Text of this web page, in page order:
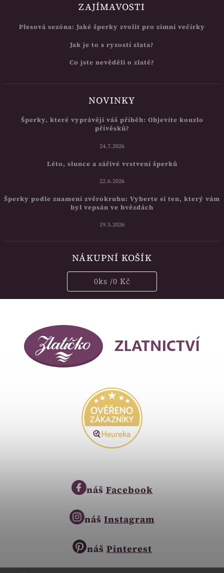
ZAJÍMAVOSTI
Plesová sezóna: Jaké šperky zvolit pro zimní večírky
Jak je to s ryzostí zlata?
Co jste nevěděli o zlatě?
NOVINKY
Šperky, které vyprávějí váš příběh: Objevíte kouzlo
přívěsků?
24.7.2026
Léto, slunce a zářivé vrstvení šperků
22.6.2026
Šperky podle znamení zvěrokruhu: Vyberte si ten, který vám
byl vepsán ve hvězdách
19.5.2026
NÁKUPNÍ KOŠÍK
0ks /0 Kč
náš Facebook
náš Instagram
náš Pinterest